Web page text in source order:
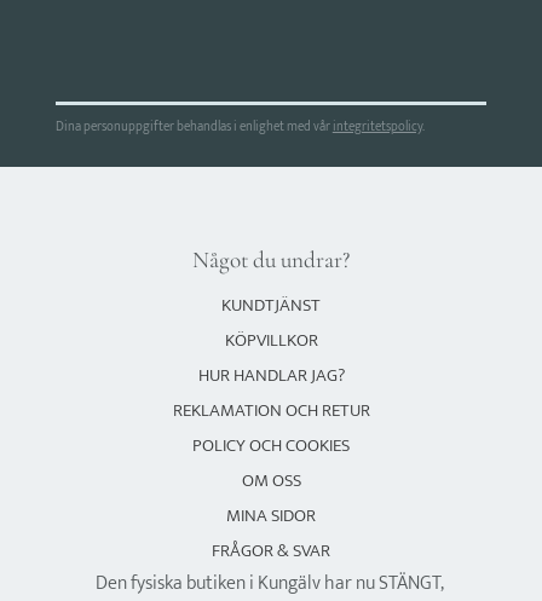
Dina personuppgifter behandlas i enlighet med vårintegritetspolicy.
Något du undrar?
KUNDTJÄNST
KÖPVILLKOR
HUR HANDLAR JAG?
REKLAMATION OCH RETUR
POLICY OCH COOKIES
OM OSS
MINA SIDOR
FRÅGOR & SVAR
Den fysiska butiken i Kungälv har nu STÄNGT,